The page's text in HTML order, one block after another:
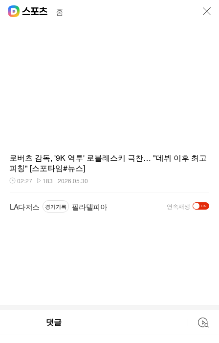
홈
로버츠 감독, '9K 역투' 로블레스키 극찬… "데뷔 이후 최고
피칭" [스포타임#뉴스]
02:27 183 2026.05.30
LA다저스 경기기록 필라델피아 연속재생
댓글